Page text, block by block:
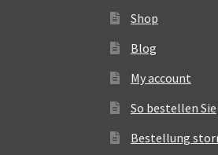
Shop
Blog
My account
So bestellen Sie
Bestellung